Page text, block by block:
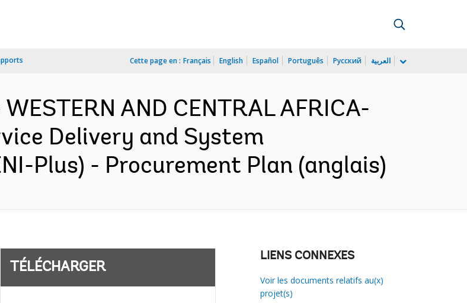
Cette page en : Français English Español Português Русский العربية
AND CENTRAL AFRICA-
Delivery and System
Plus) - Procurement Plan (anglais)
TÉLÉCHARGER
LIENS CONNEXES
Voir les documents relatifs au(x)
projet(s)